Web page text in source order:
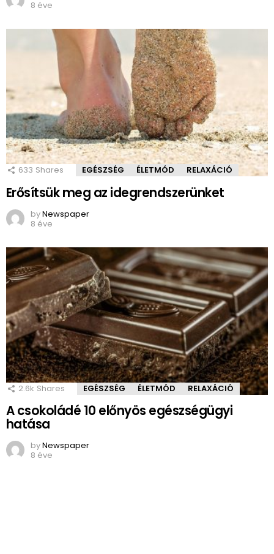
8 éve
633 Shares EGÉSZSÉG ÉLETMÓD RELAXÁCIÓ
Erősítsük meg az idegrendszerünket
byNewspaper
8 éve
2.6k Shares EGÉSZSÉG ÉLETMÓD RELAXÁCIÓ
A csokoládé 10 előnyös egészségügyi
hatása
byNewspaper
8 éve